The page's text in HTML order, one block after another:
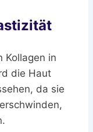
Kollagen in
die Haut
da sie